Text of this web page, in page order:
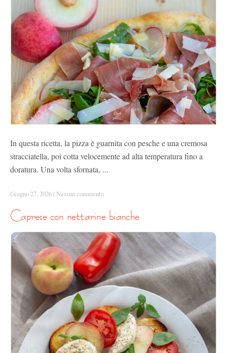
In questa ricetta, la pizza è guarnita con pesche e una cremosa
stracciatella, poi cotta velocemente ad alta temperatura fino a
doratura. Una volta sfornata, ...
Giugno 27, 2026 | Nessun commento
caprese con nettarine bianche